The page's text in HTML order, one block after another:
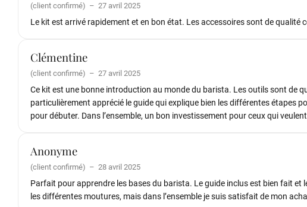
(client confirmé) – 27 avril 2025
Le kit est arrivé rapidement et en bon état. Les accessoires sont de qualité
Clémentine
(client confirmé) – 27 avril 2025
Ce kit est une bonne introduction au monde du barista. Les outils sont de
particulièrement apprécié le guide qui explique bien les différentes étapes
pour débuter. Dans l’ensemble, un bon investissement pour ceux qui
Anonyme
(client confirmé) – 28 avril 2025
Parfait pour apprendre les bases du barista. Le guide inclus est bien fait et
les différentes moutures, mais dans l’ensemble je suis satisfait de mon